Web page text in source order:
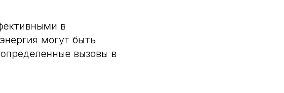
в
могут быть
вызовы в